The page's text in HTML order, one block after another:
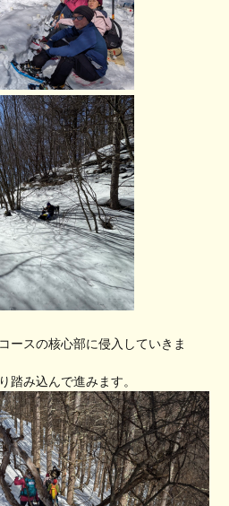
ースの核心部に侵入していきま
踏み込んで進みます。